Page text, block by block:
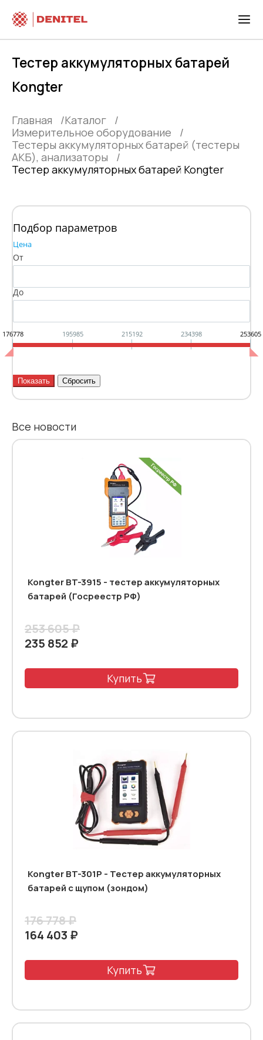
Тестер аккумуляторных батарей
Kongter
Главная
Каталог
Измерительное оборудование
Тестеры аккумуляторных батарей (тестеры
АКБ), анализаторы
Тестер аккумуляторных батарей Kongter
Подбор параметров
Цена
От
До
176778 195985 215192 234398 253605
Все новости
Kongter BT-3915 - тестер аккумуляторных
батарей (Госреестр РФ)
253 605 ₽
235 852 ₽
Купить
Kongter BT-301P - Тестер аккумуляторных
батарей c щупом (зондом)
176 778 ₽
164 403 ₽
Купить